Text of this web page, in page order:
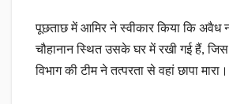
पूछताछ में आमिर ने स्वीकार किया कि अवैध
चौहानान स्थित उसके घर में रखी गई हैं,
विभाग की टीम ने तत्परता से वहां छापा मारा।